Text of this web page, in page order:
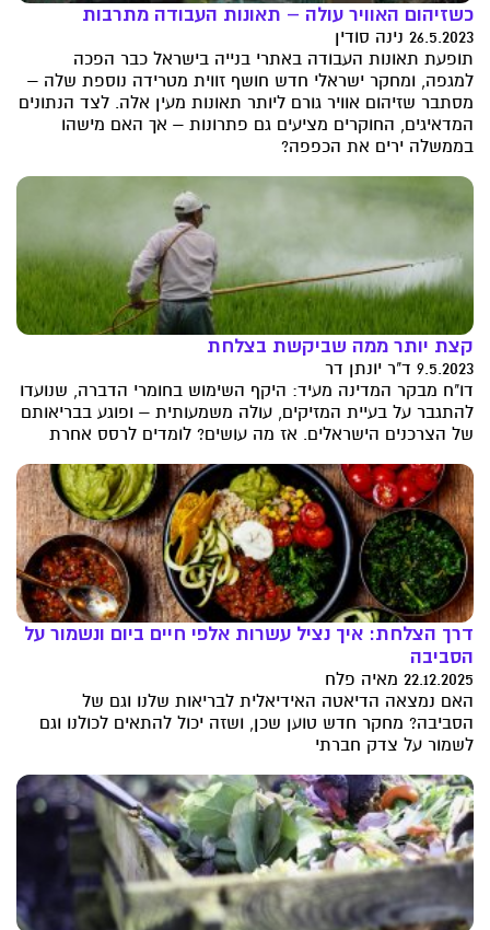
כשזיהום האוויר עולה – תאונות העבודה מתרבות
26.5.2023 נינה סודין
תופעת תאונות העבודה באתרי בנייה בישראל כבר הפכה
למגפה, ומחקר ישראלי חדש חושף זווית מטרידה נוספת שלה –
מסתבר שזיהום אוויר גורם ליותר תאונות מעין אלה. לצד הנתונים
המדאיגים, החוקרים מציעים גם פתרונות – אך האם מישהו
בממשלה ירים את הכפפה?
קצת יותר ממה שביקשת בצלחת
9.5.2023 ד"ר יונתן דר
דו"ח מבקר המדינה מעיד: היקף השימוש בחומרי הדברה, שנועדו
להתגבר על בעיית המזיקים, עולה משמעותית – ופוגע בבריאותם
של הצרכנים הישראלים. אז מה עושים? לומדים לרסס אחרת
דרך הצלחת: איך נציל עשרות אלפי חיים ביום ונשמור על
הסביבה
22.12.2025 מאיה פלח
האם נמצאה הדיאטה האידיאלית לבריאות שלנו וגם של
הסביבה? מחקר חדש טוען שכן, ושזה יכול להתאים לכולנו וגם
לשמור על צדק חברתי